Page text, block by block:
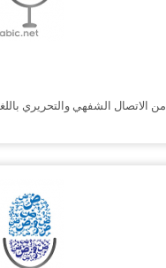
الشفهي والتحريري باللغة